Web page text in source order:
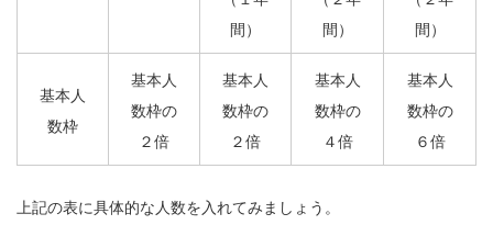
間）
間）
間）
基本人
数枠
基本人
数枠の
２倍
基本人
数枠の
２倍
基本人
数枠の
４倍
基本人
数枠の
６倍
上記の表に具体的な人数を入れてみましょう。